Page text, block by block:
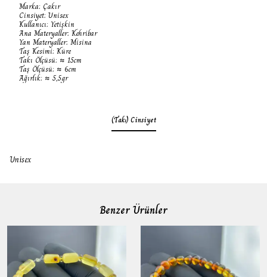
Marka: Çakır
Cinsiyet: Unisex
Kullanıcı: Yetişkin
Ana Materyaller: Kehribar
Yan Materyaller: Misina
Taş Kesimi: Küre
Takı Ölçüsü: ≈ 15cm
Taş Ölçüsü: ≈ 6cm
Ağırlık: ≈ 5,5gr
(Takı) Cinsiyet
Unisex
Benzer Ürünler